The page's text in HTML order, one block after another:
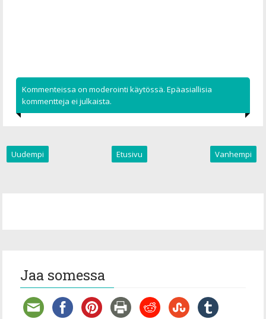
Kommenteissa on moderointi käytössä. Epäasiallisia
kommentteja ei julkaista.
Uudempi Vanhempi
Etusivu
Jaa somessa